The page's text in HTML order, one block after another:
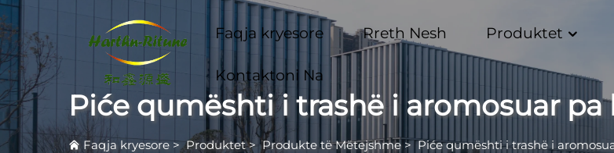
Faqja kryesore Rreth Nesh Produktet
Kontaktoni Na
Piće qumështi i trashë i aromosuar
Faqja kryesore >Produktet>Produkte të Mëtejshme >Piće qumështi i trashë i